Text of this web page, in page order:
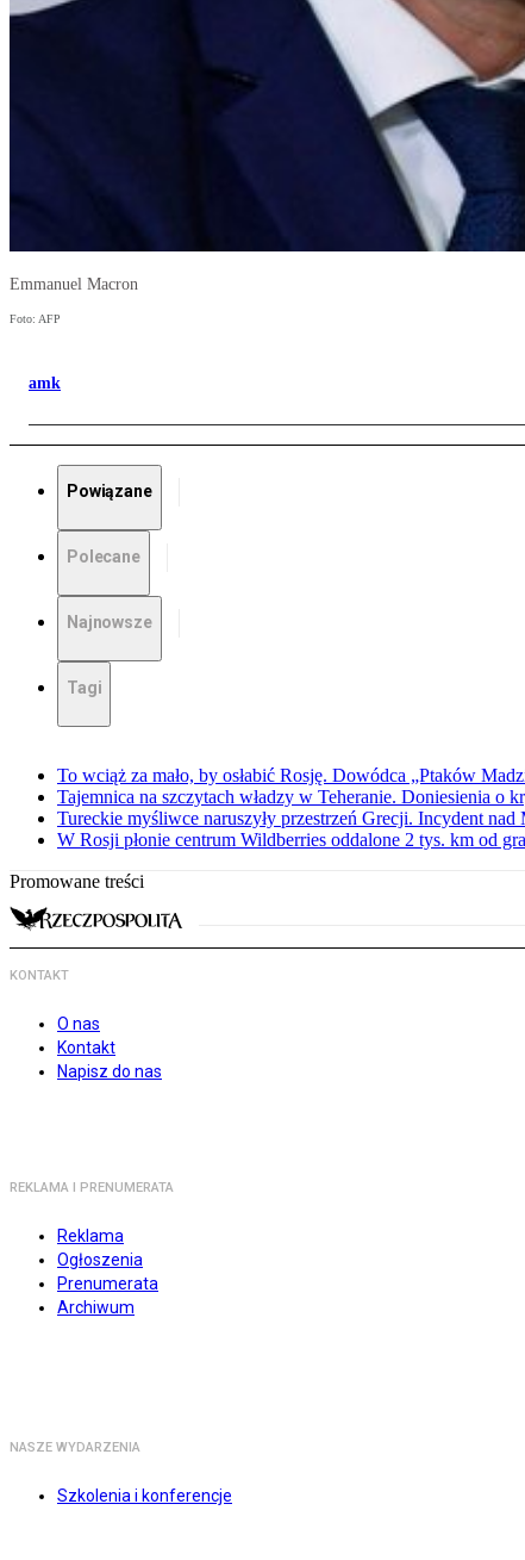
Emmanuel Macron
Foto: AFP
amk
Powiązane
Polecane
Najnowsze
Tagi
To wciąż za mało, by osłabić Rosję. Dowódca „Ptaków
Tajemnica na szczytach władzy w Teheranie. Doniesienia o
Tureckie myśliwce naruszyły przestrzeń Grecji. Incydent nad
W Rosji płonie centrum Wildberries oddalone 2 tys. km od
Promowane treści
KONTAKT
O nas
Kontakt
Napisz do nas
REKLAMA I PRENUMERATA
Reklama
Ogłoszenia
Prenumerata
Archiwum
NASZE WYDARZENIA
Szkolenia i konferencje